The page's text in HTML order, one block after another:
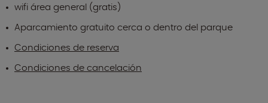
wifi área general (gratis)
Aparcamiento gratuito cerca o dentro del parque
Condiciones de reserva
Condiciones de cancelación